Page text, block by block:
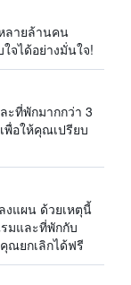
ลายล้านคน
จได้อย่างมั่นใจ!
ะที่พักมากกว่า 3
พื่อให้คุณเปรียบ
งแผน ด้วยเหตุนี้
มและที่พักกับ
ณยกเลิกได้ฟรี